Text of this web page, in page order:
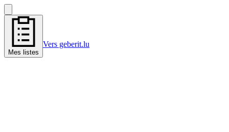
Mes listes
Vers geberit.lu